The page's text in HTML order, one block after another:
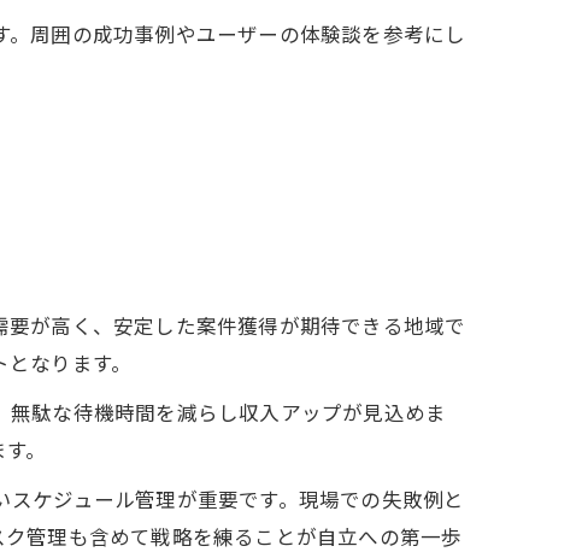
周囲の成功事例やユーザーの体験談を参考にし
が高く、安定した案件獲得が期待できる地域で
なります。
駄な待機時間を減らし収入アップが見込めま
。
ケジュール管理が重要です。現場での失敗例と
管理も含めて戦略を練ることが自立への第一歩